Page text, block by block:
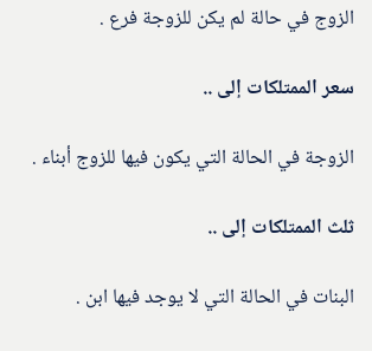
الزوج في حالة لم يكن للزوجة فرع .
سعر الممتلكات إلى ..
الزوجة في الحالة التي يكون فيها للزوج أبناء .
ثلث الممتلكات إلى ..
البنات في الحالة التي لا يوجد فيها ابن .